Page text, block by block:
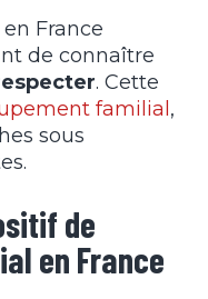
France
de connaître
. Cette
familial,
sous
de
en France